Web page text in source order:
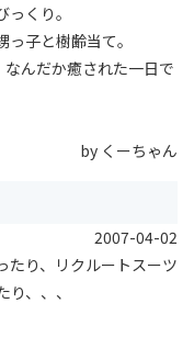
くり。
子と樹齢当て。
なんだか癒された一日で
by くーちゃん
2007-04-02
たり、リクルートスーツ
、、、